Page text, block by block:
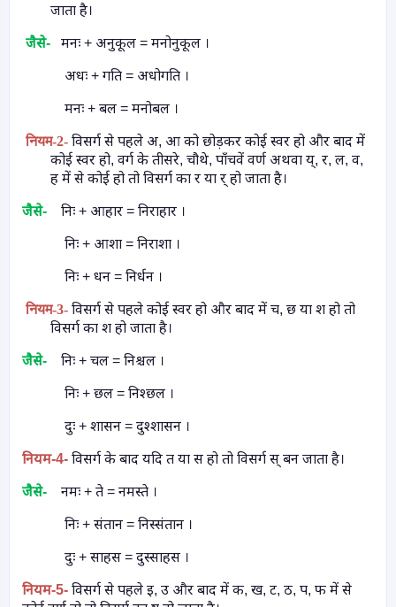
जाता है।
जैसे- मनः + अनुकूल = मनोनुकूल ।
अधः + गति = अधोगति ।
मनः + बल = मनोबल ।
नियम-2- विसर्ग से पहले अ, आ को छोड़कर कोई स्वर हो और बाद में
कोई स्वर हो, वर्ग के तीसरे, चौथे, पाँचवें वर्ण अथवा य्, र, ल, व,
ह में से कोई हो तो विसर्ग का र या र् हो जाता है।
जैसे- निः + आहार = निराहार ।
निः + आशा = निराशा ।
निः + धन = निर्धन ।
नियम-3- विसर्ग से पहले कोई स्वर हो और बाद में च, छ या श हो तो
विसर्ग का श हो जाता है।
जैसे- निः + चल = निश्चल ।
निः + छल = निश्छल ।
दुः + शासन = दुश्शासन ।
नियम-4- विसर्ग के बाद यदि त या स हो तो विसर्ग स् बन जाता है।
जैसे- नमः + ते = नमस्ते ।
निः + संतान = निस्संतान ।
दुः + साहस = दुस्साहस ।
नियम-5- विसर्ग से पहले इ, उ और बाद में क, ख, ट, ठ, प, फ में से